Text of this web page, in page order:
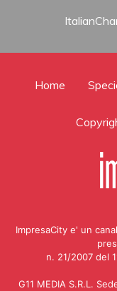
Home
ImpresaCity e' un
n. 21/2007 del
G11 MEDIA S.R.L.